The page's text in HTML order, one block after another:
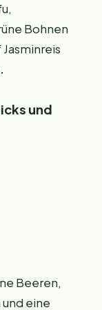
Bohnen
und
Beeren,
und eine